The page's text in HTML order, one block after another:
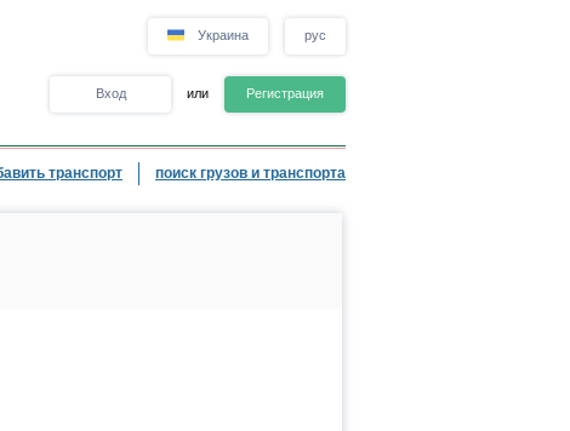
Украина рус
Вход или Регистрация
транспорт поиск грузов и транспорта